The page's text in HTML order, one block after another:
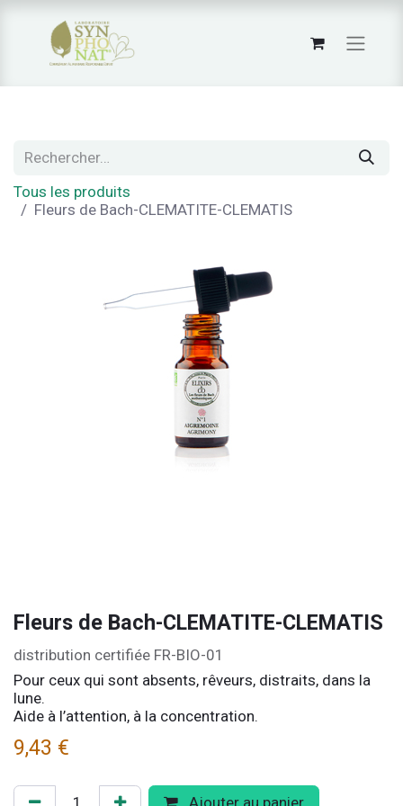
Tous les produits
Fleurs de Bach-CLEMATITE-CLEMATIS
Fleurs de Bach-CLEMATITE-CLEMATIS
distribution certifiée FR-BIO-01
Pour ceux qui sont absents, rêveurs, distraits, dans la
lune.
Aide à l’attention, à la concentration.
9,43 €
Ajouter au panier